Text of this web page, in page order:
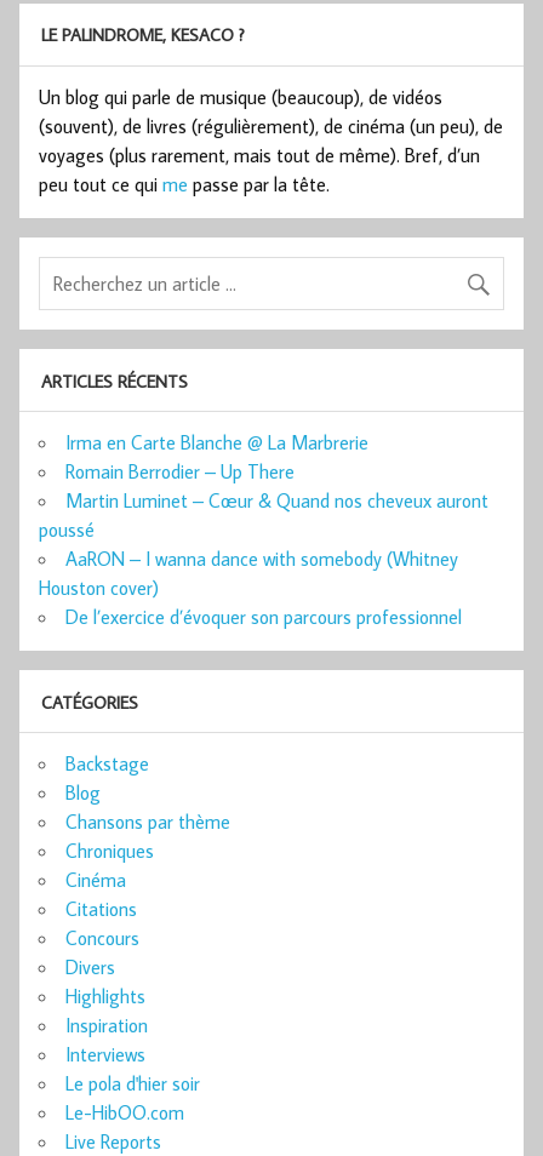
LE PALINDROME, KESACO ?
Un blog qui parle de musique (beaucoup), de vidéos
(souvent), de livres (régulièrement), de cinéma (un peu), de
voyages (plus rarement, mais tout de même). Bref, d’un
peu tout ce qui me passe par la tête.
ARTICLES RÉCENTS
Irma en Carte Blanche @ La Marbrerie
Romain Berrodier – Up There
Martin Luminet – Cœur & Quand nos cheveux auront
poussé
AaRON – I wanna dance with somebody (Whitney
Houston cover)
De l’exercice d’évoquer son parcours professionnel
CATÉGORIES
Backstage
Blog
Chansons par thème
Chroniques
Cinéma
Citations
Concours
Divers
Highlights
Inspiration
Interviews
Le pola d'hier soir
Le-HibOO.com
Live Reports